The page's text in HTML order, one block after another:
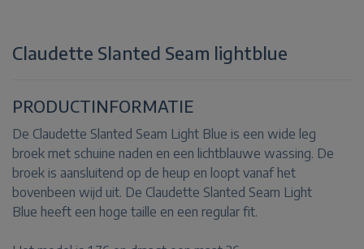
Claudette Slanted Seam lightblue
PRODUCTINFORMATIE
De Claudette Slanted Seam Light Blue is een wide leg
broek met schuine naden en een lichtblauwe wassing. De
broek is aansluitend op de heup en loopt vanaf het
bovenbeen wijd uit. De Claudette Slanted Seam Light
Blue heeft een hoge taille en een regular fit.